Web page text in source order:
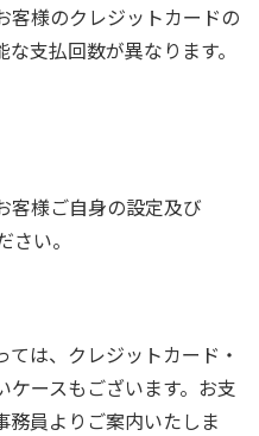
様のクレジットカードの
支払回数が異なります。
様ご自身の設定及び
い。
は、クレジットカード・
ースもございます。お支
務員よりご案内いたしま